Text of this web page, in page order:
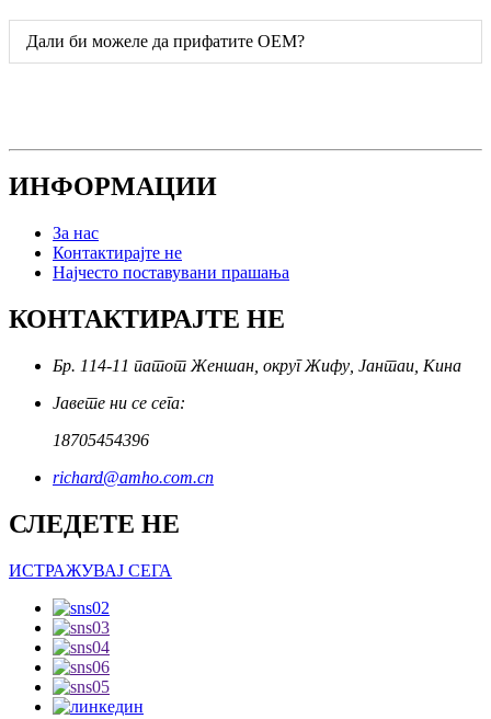
Дали би можеле да прифатите OEM?
ИНФОРМАЦИИ
За нас
Контактирајте не
Најчесто поставувани прашања
КОНТАКТИРАЈТЕ НЕ
Бр. 114-11 патот Женшан, округ Жифу, Јантаи, Кина
Јавете ни се сега:
18705454396
richard@amho.com.cn
СЛЕДЕТЕ НЕ
ИСТРАЖУВАЈ СЕГА